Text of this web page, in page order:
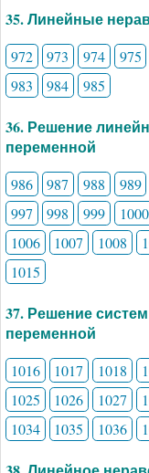
35. Линейные
972 973 974 975
983
984 985
36. Решение
переменной
986 987 988 989
997
998 999 1000
1006
1007 1008
1015
37. Решение
переменной
1016 1017 1018
1025
1026 1027
1034
1035 1036